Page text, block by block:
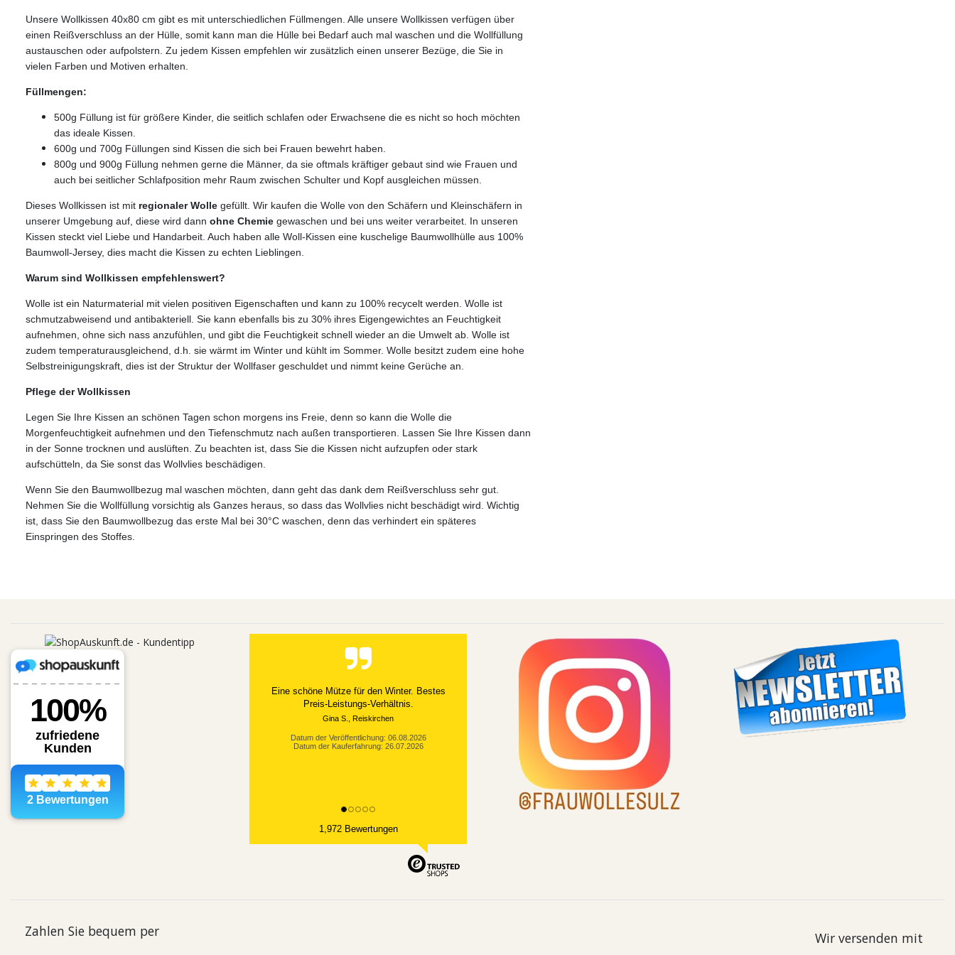
Unsere Wollkissen 40x80 cm gibt es mit unterschiedlichen Füllmengen. Alle unsere Wollkissen verfügen über
einen Reißverschluss an der Hülle, somit kann man die Hülle bei Bedarf auch mal waschen und die Wollfüllung
austauschen oder aufpolstern. Zu jedem Kissen empfehlen wir zusätzlich einen unserer Bezüge, die Sie in
vielen Farben und Motiven erhalten.
Füllmengen:
500g Füllung ist für größere Kinder, die seitlich schlafen oder Erwachsene die es nicht so hoch möchten
das ideale Kissen.
600g und 700g Füllungen sind Kissen die sich bei Frauen bewehrt haben.
800g und 900g Füllung nehmen gerne die Männer, da sie oftmals kräftiger gebaut sind wie Frauen und
auch bei seitlicher Schlafposition mehr Raum zwischen Schulter und Kopf ausgleichen müssen.
Dieses Wollkissen ist mit regionaler Wolle gefüllt. Wir kaufen die Wolle von den Schäfern und Kleinschäfern in
unserer Umgebung auf, diese wird dann ohne Chemie gewaschen und bei uns weiter verarbeitet. In unseren
Kissen steckt viel Liebe und Handarbeit. Auch haben alle Woll-Kissen eine kuschelige Baumwollhülle aus 100%
Baumwoll-Jersey, dies macht die Kissen zu echten Lieblingen.
Warum sind Wollkissen empfehlenswert?
Wolle ist ein Naturmaterial mit vielen positiven Eigenschaften und kann zu 100% recycelt werden. Wolle ist
schmutzabweisend und antibakteriell. Sie kann ebenfalls bis zu 30% ihres Eigengewichtes an Feuchtigkeit
aufnehmen, ohne sich nass anzufühlen, und gibt die Feuchtigkeit schnell wieder an die Umwelt ab. Wolle ist
zudem temperaturausgleichend, d.h. sie wärmt im Winter und kühlt im Sommer. Wolle besitzt zudem eine hohe
Selbstreinigungskraft, dies ist der Struktur der Wollfaser geschuldet und nimmt keine Gerüche an.
Pflege der Wollkissen
Legen Sie Ihre Kissen an schönen Tagen schon morgens ins Freie, denn so kann die Wolle die
Morgenfeuchtigkeit aufnehmen und den Tiefenschmutz nach außen transportieren. Lassen Sie Ihre Kissen dann
in der Sonne trocknen und auslüften. Zu beachten ist, dass Sie die Kissen nicht aufzupfen oder stark
aufschütteln, da Sie sonst das Wollvlies beschädigen.
Wenn Sie den Baumwollbezug mal waschen möchten, dann geht das dank dem Reißverschluss sehr gut.
Nehmen Sie die Wollfüllung vorsichtig als Ganzes heraus, so dass das Wollvlies nicht beschädigt wird. Wichtig
ist, dass Sie den Baumwollbezug das erste Mal bei 30°C waschen, denn das verhindert ein späteres
Einspringen des Stoffes.
Eine schöne Mütze für den Winter. Bestes
Preis-Leistungs-Verhältnis.
Gina S., Reiskirchen
Datum der Veröffentlichung: 06.08.2026
Datum der Kauferfahrung: 26.07.2026
1,972 Bewertungen
Zahlen Sie bequem per Wir versenden mit